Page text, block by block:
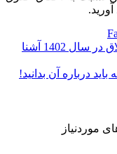
با انواع طلاق و مهم ترین قوانین طلاق در سال 1402 آشنا
درباره آن بدانید!
موردنیاز